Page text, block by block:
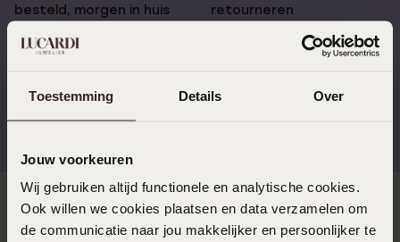
Toestemming Details Over
Jouw voorkeuren
Wij gebruiken altijd functionele en analytische cookies.
Ook willen we cookies plaatsen en data verzamelen om
de communicatie naar jou makkelijker en persoonlijker te
besteld, morgen in huis
retourneren
Gratis verzending vanaf
€49
Direct naar